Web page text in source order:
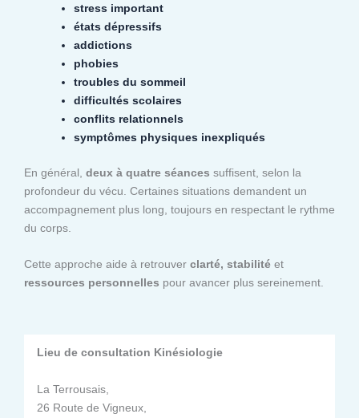
stress important
états dépressifs
addictions
phobies
troubles du sommeil
difficultés scolaires
conflits relationnels
symptômes physiques inexpliqués
En général, deux à quatre séances suffisent, selon la
profondeur du vécu. Certaines situations demandent un
accompagnement plus long, toujours en respectant le rythme
du corps.
Cette approche aide à retrouver clarté, stabilité et
ressources personnelles pour avancer plus sereinement.
Lieu de consultation Kinésiologie
La Terrousais,
26 Route de Vigneux,